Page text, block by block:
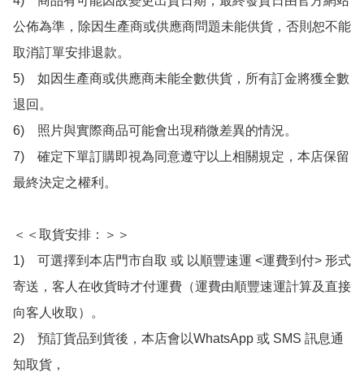
公佈為準，除因生產商或供應商問題未能供貨，否則恕不能
取消訂單安排退款。
5)　如因生產商或供應商未能全數供貨，所有訂金將獲全數
退回。
6)　照片與實際商品可能會出現稍微差異的情況。
7)　確定下單訂購即視為同意遵守以上相關規定，本店保留
最終決定之權利。
＜＜取貨安排：＞＞
1)　可選擇到本店門市自取 或 以順豐速運 <運費到付> 形式
寄送，客人在收貨時才付運費（運費由順豐速運計算及直接
向客人收取）。
2)　預訂貨品到貨後，本店會以WhatsApp 或 SMS 訊息通
知取貨，